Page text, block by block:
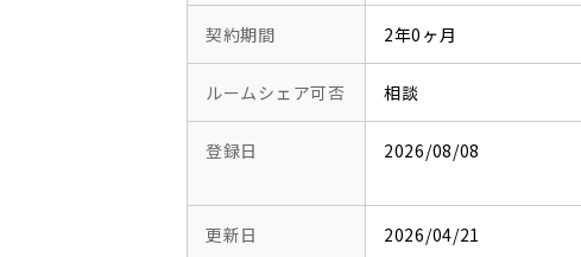
契約期間 2年0ヶ月
ルームシェア可否 相談
登録日 2026/08/08
更新日 2026/04/21